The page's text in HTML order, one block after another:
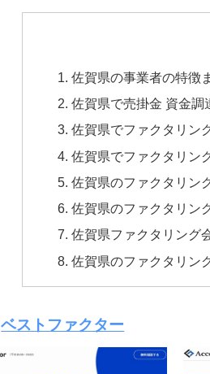
佐賀県の事業者の特徴
佐賀県で売掛金 資金
佐賀県でファクタリン
佐賀県でファクタリン
佐賀県のファクタリン
佐賀県のファクタリン
佐賀県ファクタリング
佐賀県のファクタリン
ベストファクター